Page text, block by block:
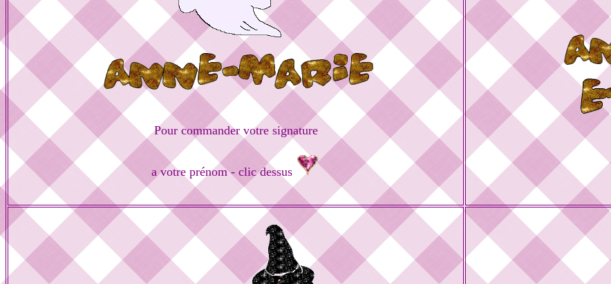
Pour commander votre signature
a votre prénom - clic dessus